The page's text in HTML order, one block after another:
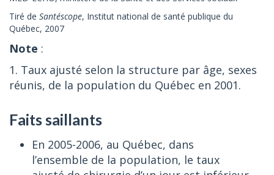
Tiré de Santéscope, Institut national de santé publique du
Québec, 2007
Note :
1. Taux ajusté selon la structure par âge, sexes
réunis, de la population du Québec en 2001.
Faits saillants
En 2005-2006, au Québec, dans
l’ensemble de la population, le taux